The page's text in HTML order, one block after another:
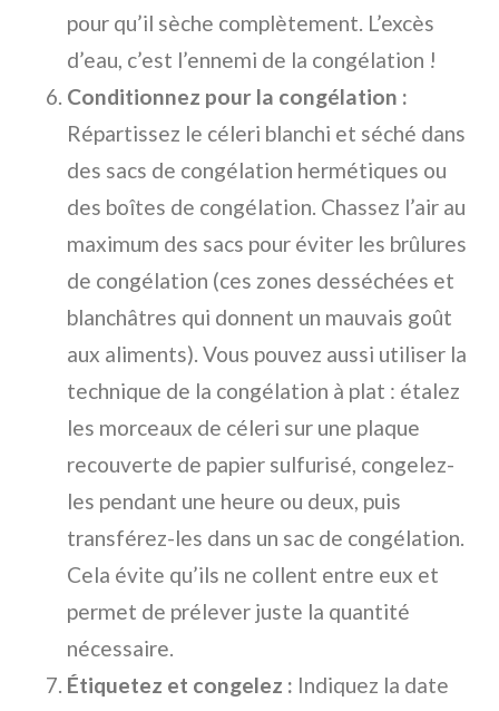
pour qu’il sèche complètement. L’excès
d’eau, c’est l’ennemi de la congélation !
Conditionnez pour la congélation :
Répartissez le céleri blanchi et séché dans
des sacs de congélation hermétiques ou
des boîtes de congélation. Chassez l’air au
maximum des sacs pour éviter les brûlures
de congélation (ces zones desséchées et
blanchâtres qui donnent un mauvais goût
aux aliments). Vous pouvez aussi utiliser la
technique de la congélation à plat : étalez
les morceaux de céleri sur une plaque
recouverte de papier sulfurisé, congelez-
les pendant une heure ou deux, puis
transférez-les dans un sac de congélation.
Cela évite qu’ils ne collent entre eux et
permet de prélever juste la quantité
nécessaire.
Étiquetez et congelez : Indiquez la date